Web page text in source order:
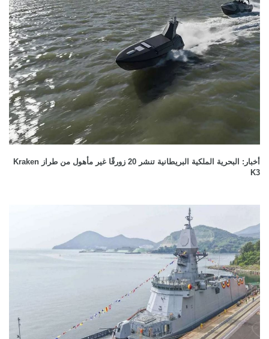
أخبار: البحرية الملكية البريطانية تنشر 20 زورقًا غير مأهول من طراز Kraken
K3